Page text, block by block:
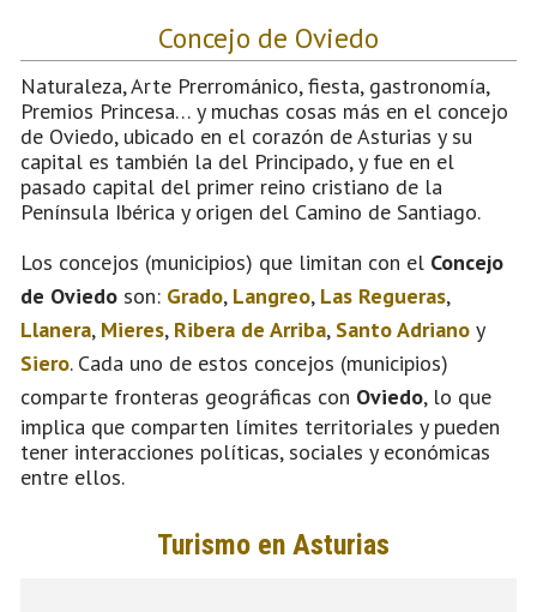
Concejo de Oviedo
Naturaleza, Arte Prerrománico, fiesta, gastronomía,
Premios Princesa… y muchas cosas más en el concejo
de Oviedo, ubicado en el corazón de Asturias y su
capital es también la del Principado, y fue en el
pasado capital del primer reino cristiano de la
Península Ibérica y origen del Camino de Santiago.
Los concejos (municipios) que limitan con el Concejo
de Oviedo son: Grado, Langreo, Las Regueras,
Llanera, Mieres, Ribera de Arriba, Santo Adriano y
Siero. Cada uno de estos concejos (municipios)
comparte fronteras geográficas con Oviedo, lo que
implica que comparten límites territoriales y pueden
tener interacciones políticas, sociales y económicas
entre ellos.